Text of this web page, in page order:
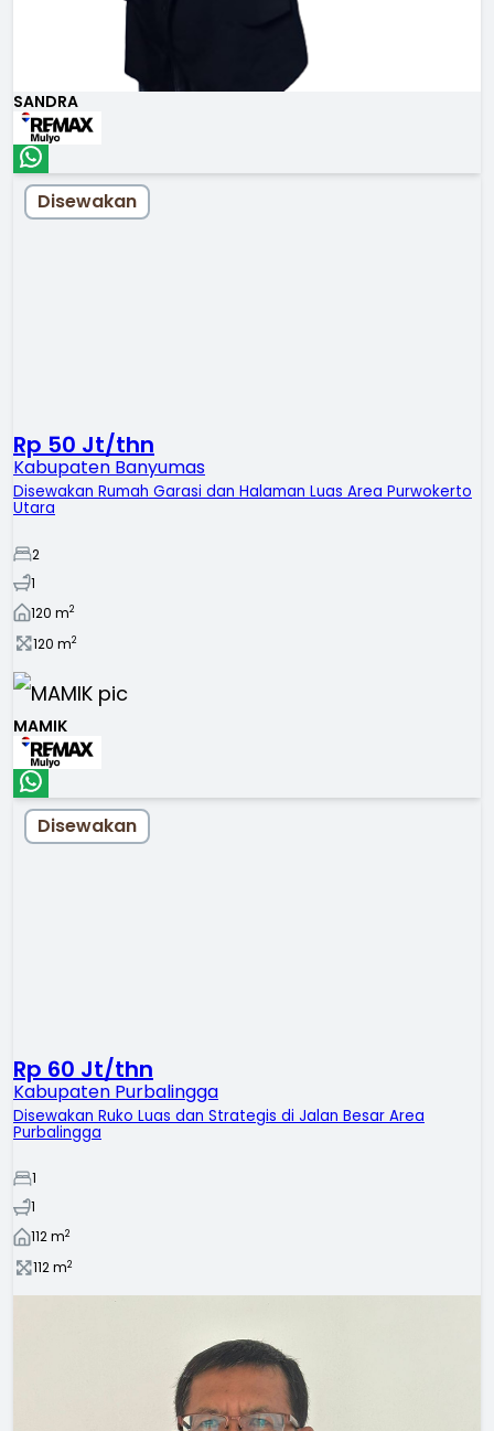
SANDRA
Disewakan
Rp 50 Jt/thn
Kabupaten Banyumas
Disewakan Rumah Garasi dan Halaman Luas Area Purwokerto
Utara
2
1
120 m2
120 m2
MAMIK
Disewakan
Rp 60 Jt/thn
Kabupaten Purbalingga
Disewakan Ruko Luas dan Strategis di Jalan Besar Area
Purbalingga
1
1
112m2
112m2